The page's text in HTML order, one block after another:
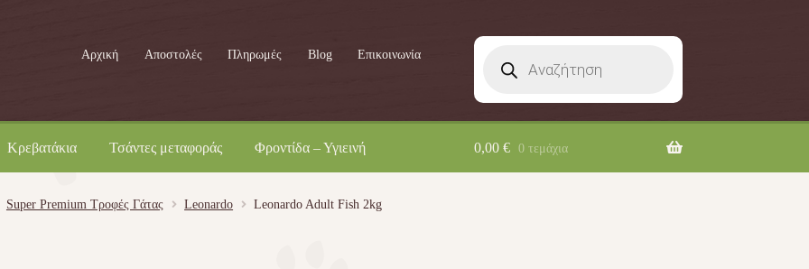
Αρχική Αποστολές Πληρωμές Blog Επικοινωνία
search
Κρεβατάκια Τσάντες μεταφοράς Φροντίδα – Υγιεινή 0,00 € 0 τεμάχια
Super Premium Τροφές Γάτας Leonardo Leonardo Adult Fish 2kg